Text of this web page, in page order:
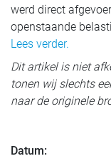
werd direct
openstaande
Lees verder.
Dit artikel is niet
tonen wij slechts
naar de originele
Datum: